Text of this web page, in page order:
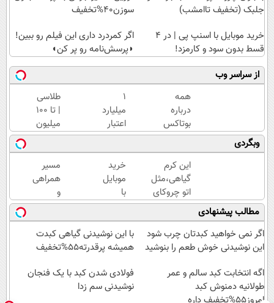
جلبک (تخفیف تاامشب)
سوزن40%تخفیف
خرید موبایل با اسنپ پی | در ۴
قسط بدون سود و کارمزد!
اگر کمردرد داری این فیلم رو ببین!
◗پرسش‌نامه رو پر کن◖
از سراسر وب
همه
درباره
بوتاکس
حرف
میزنن؛ اما
کمتر
کسی این
راه رو
میشناسه.
۱
میلیارد
اعتبار
خرید
طلا |
بدون
ضامن
و چک
طلاسی
| تا 100
میلیون
وام
آنی
خرید
طلا💰
ثبت
نام
کن!
وبگردی
این کرم
گیاهی،مثل
اتو چروکای
پوستتوصاف
میکنه!50%تخفیف
خرید
موبایل
با
اسنپ
پی | در
۴
قسط
سود و
کارمزد!
مسیر
همراهی
و
گزارش
عملکرد
گروه
اسنپ
۱۴۰۴
مطالب پیشنهادی
اگر نمی خواهید کبدتان چرب شود
این نوشیدنی خوش طعم را بنوشید
با این نوشیدنی گیاهی کبدت
همیشه پرقدرته55%تخفیف
اگه انتخابت کبد سالم و عمر
طولانیه دمنوش کبد
فولادی شدن کبد با یک فنجان
نوشیدنی سم زدا